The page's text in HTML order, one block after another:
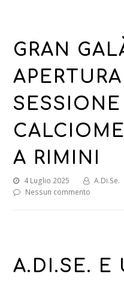
GRAN
A RIMINI
4 Luglio 2025 A.Di.Se.
Nessun commento
A.DI.SE. E